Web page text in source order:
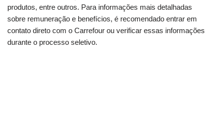
produtos, entre outros. Para informações mais detalhadas
sobre remuneração e benefícios, é recomendado entrar em
contato direto com o Carrefour ou verificar essas informações
durante o processo seletivo.